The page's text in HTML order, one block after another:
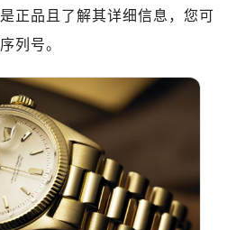
正品且了解其详细信息，您可
列号。